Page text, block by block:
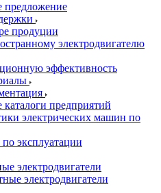
предложение
продуции
электродвигателю
эффективность
каталоги предприятий
электрических машин по
по эксплуатации
электродвигатели
электродвигатели